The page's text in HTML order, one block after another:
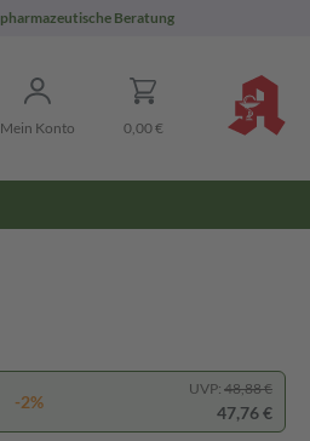
pharmazeutische Beratung
Mein Konto 0,00 €
-2%
UVP: 48,88 €
47,76 €